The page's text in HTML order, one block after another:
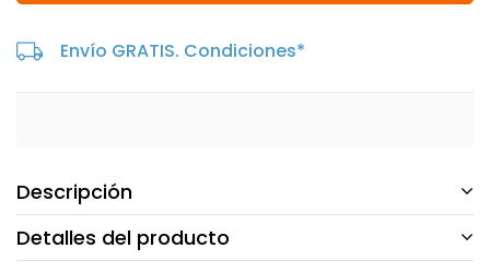
Envío GRATIS. Condiciones*
Descripción
Detalles del producto